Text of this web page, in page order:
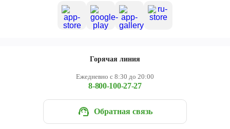
Горячая линия
Ежедневно с 8:30 до 20:00
8-800-100-27-27
Обратная связь